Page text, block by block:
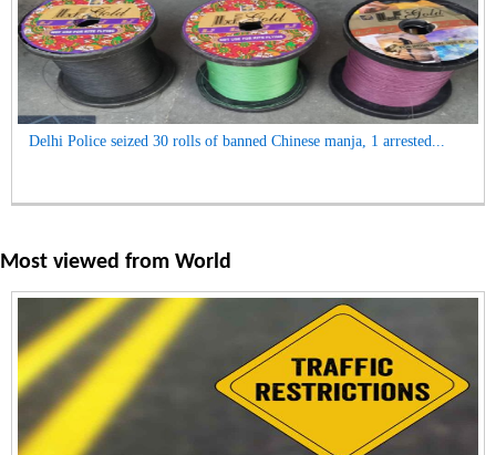
Delhi Police seized 30 rolls of banned Chinese manja, 1 arrested...
Most viewed from World